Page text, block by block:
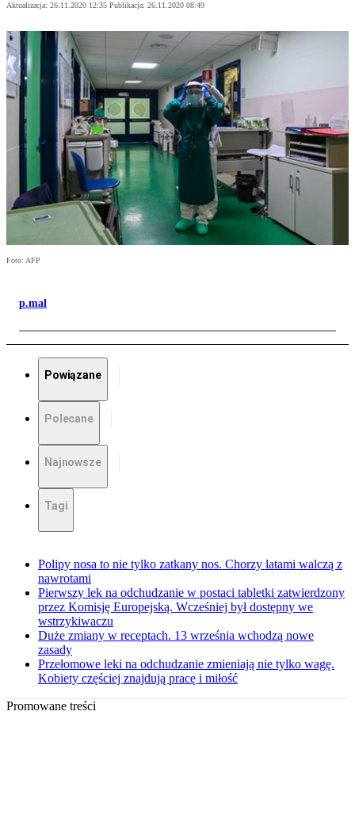
Aktualizacja: 26.11.2020 12:35 Publikacja: 26.11.2020 08:49
Foto: AFP
p.mal
Powiązane
Polecane
Najnowsze
Tagi
Polipy nosa to nie tylko zatkany nos. Chorzy latami walczą z
nawrotami
Pierwszy lek na odchudzanie w postaci tabletki zatwierdzony
przez Komisję Europejską. Wcześniej był dostępny we
wstrzykiwaczu
Duże zmiany w receptach. 13 września wchodzą nowe
zasady
Przełomowe leki na odchudzanie zmieniają nie tylko wagę.
Kobiety częściej znajdują pracę i miłość
Promowane treści